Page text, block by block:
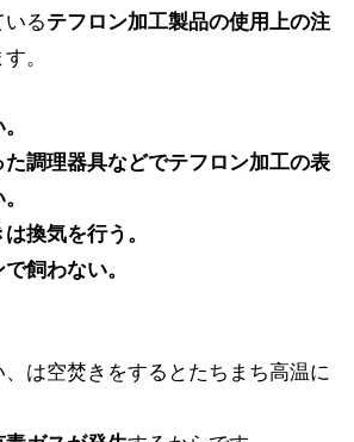
るテフロン加工製品の使用上の注
。
た調理器具などでテフロン加工の表
換気を行う。
飼わない。
、は空焚きをするとたちまち高温に